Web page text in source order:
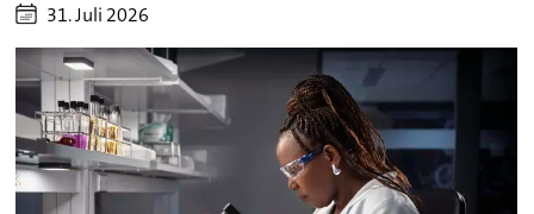
31. Juli 2026